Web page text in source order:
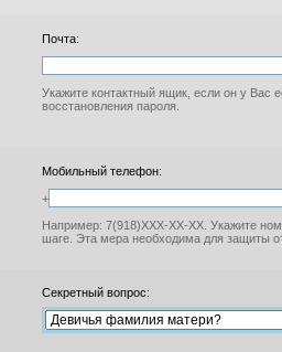
Почта:
Укажите контактный ящик, если он у Вас
восстановления пароля.
Мобильный телефон:
+
Например: 7(918)XXX-XX-XX. Укажите
шаге. Эта мера необходима для защиты
Секретный вопрос: